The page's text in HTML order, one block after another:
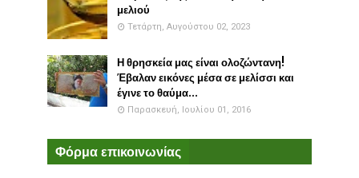
μελιού
Τετάρτη, Αυγούστου 02, 2023
Η θρησκεία μας είναι ολοζώντανη!
Έβαλαν εικόνες μέσα σε μελίσσι και
έγινε το θαύμα...
Παρασκευή, Ιουλίου 01, 2016
Φόρμα επικοινωνίας